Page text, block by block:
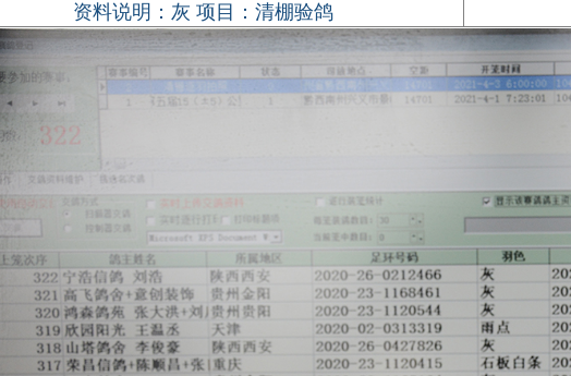
资料说明：灰 项目：清棚验鸽